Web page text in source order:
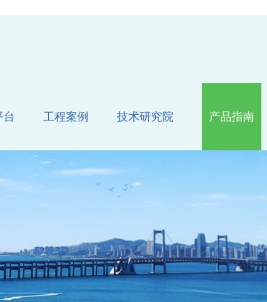
台 工程案例 技术研究院 产品指南